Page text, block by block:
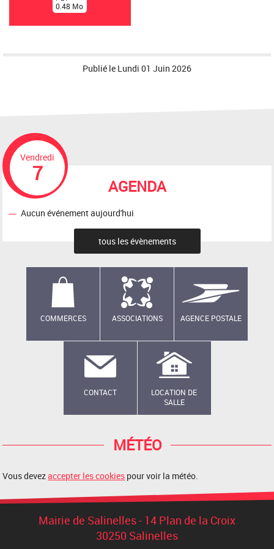
0.48 Mo
)
Publié le Lundi 01 Juin 2026
AGENDA
Vendredi
7
Aucun événement aujourd'hui
tous les évènements
COMMERCES ASSOCIATIONS AGENCE POSTALE
CONTACT
LOCATION DE
SALLE
MÉTÉO
Vous devezaccepter les cookies pour voir la météo.
Mairie de Salinelles - 14 Plan de la Croix
30250 Salinelles